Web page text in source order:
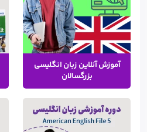
آموزش آنلاین زبان انگلیسی
بزرگسالان